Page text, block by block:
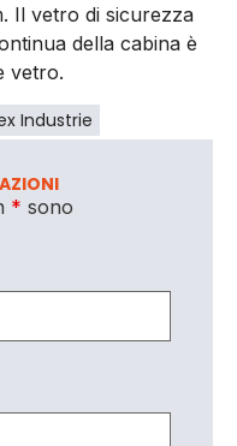
Il vetro di sicurezza
della cabina è
vetro.
Industrie
* sono